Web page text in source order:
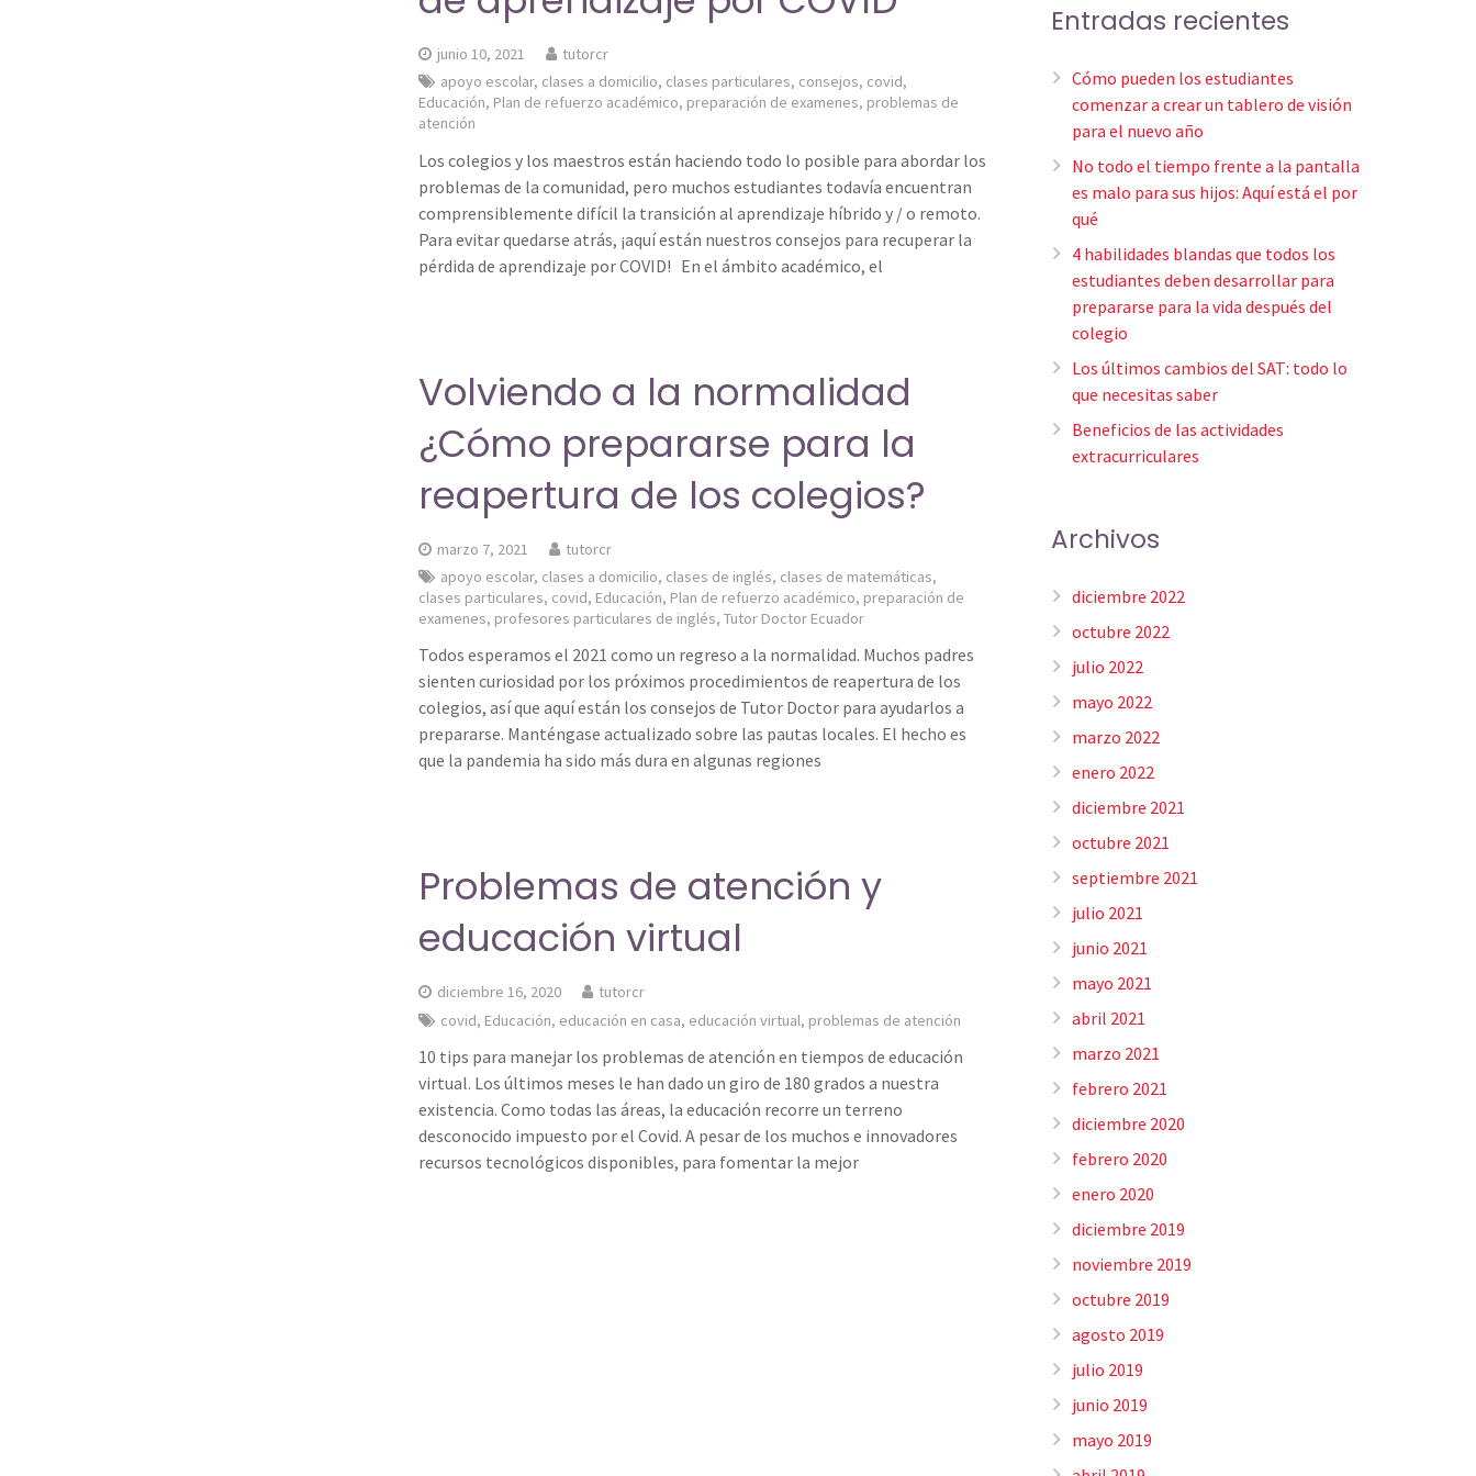
junio 10, 2021
tutorcr
apoyo escolar, clases a domicilio, clases particulares, consejos, covid,
Educación, Plan de refuerzo académico, preparación de examenes, problemas de
atención
Los colegios y los maestros están haciendo todo lo posible para abordar los
problemas de la comunidad, pero muchos estudiantes todavía encuentran
comprensiblemente difícil la transición al aprendizaje híbrido y / o remoto.
Para evitar quedarse atrás, ¡aquí están nuestros consejos para recuperar la
pérdida de aprendizaje por COVID! En el ámbito académico, el
Volviendo a la normalidad
¿Cómo prepararse para la
reapertura de los colegios?
marzo 7, 2021
tutorcr
apoyo escolar, clases a domicilio, clases de inglés, clases de matemáticas,
clases particulares, covid, Educación, Plan de refuerzo académico, preparación de
examenes, profesores particulares de inglés,Tutor Doctor Ecuador
Todos esperamos el 2021 como un regreso a la normalidad. Muchos padres
sienten curiosidad por los próximos procedimientos de reapertura de los
colegios, así que aquí están los consejos de Tutor Doctor para ayudarlos a
prepararse. Manténgase actualizado sobre las pautas locales. El hecho es
que la pandemia ha sido más dura en algunas regiones
Problemas de atención y
educación virtual
diciembre 16, 2020
tutorcr
covid, Educación, educación en casa, educación virtual, problemas de atención
10 tips para manejar los problemas de atención en tiempos de educación
virtual. Los últimos meses le han dado un giro de 180 grados a nuestra
existencia. Como todas las áreas, la educación recorre un terreno
desconocido impuesto por el Covid. A pesar de los muchos e innovadores
recursos tecnológicos disponibles, para fomentar la mejor
Entradas recientes
Cómo pueden los estudiantes
comenzar a crear un tablero de visión
para el nuevo año
No todo el tiempo frente a la pantalla
es malo para sus hijos: Aquí está el por
qué
4 habilidades blandas que todos los
estudiantes deben desarrollar para
prepararse para la vida después del
colegio
Los últimos cambios del SAT: todo lo
que necesitas saber
Beneficios de las actividades
extracurriculares
Archivos
diciembre 2022
octubre 2022
julio 2022
mayo 2022
marzo 2022
enero 2022
diciembre 2021
octubre 2021
septiembre 2021
julio 2021
junio 2021
mayo 2021
abril 2021
marzo 2021
febrero 2021
diciembre 2020
febrero 2020
enero 2020
diciembre 2019
noviembre 2019
octubre 2019
agosto 2019
julio 2019
junio 2019
mayo 2019